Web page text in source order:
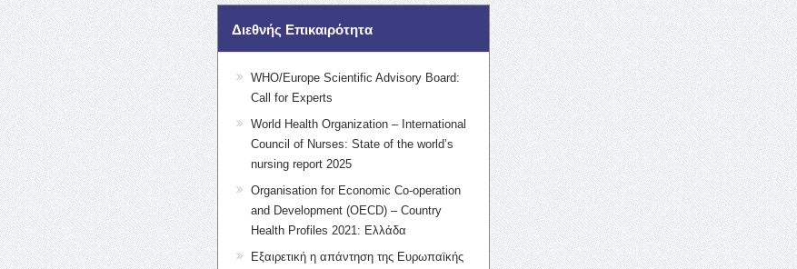
Διεθνής Επικαιρότητα
WHO/Europe Scientific Advisory Board:
Call for Experts
World Health Organization – International
Council of Nurses: State of the world’s
nursing report 2025
Organisation for Economic Co-operation
and Development (OECD) – Country
Health Profiles 2021: Ελλάδα
Εξαιρετική η απάντηση της Ευρωπαϊκής